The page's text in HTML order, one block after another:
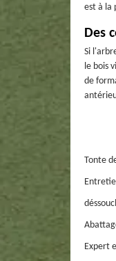
est à la
Des
Si
le bois
de
Tonte
Expert